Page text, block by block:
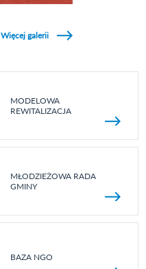
Więcej galerii
MODELOWA
REWITALIZACJA
MŁODZIEŻOWA RADA
GMINY
BAZA NGO